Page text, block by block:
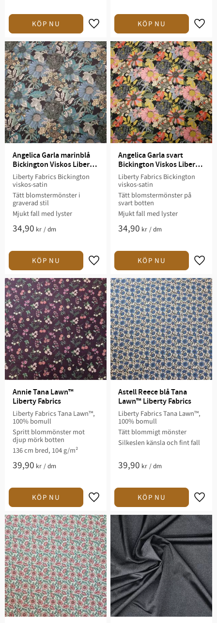
Lägg till i favoriter
Angelica Garla marinblå
Bickington Viskos Liberty
Fabrics
Liberty Fabrics Bickington
viskos-satin
Tätt blomstermönster i
graverad stil
Mjukt fall med lyster
34,90 kr /dm
Lägg till i favoriter
Angelica Garla svart
Bickington Viskos Liberty
Fabrics
Liberty Fabrics Bickington
viskos-satin
Tätt blomstermönster på
svart botten
Mjukt fall med lyster
34,90 kr /dm
Annie Tana Lawn™
Liberty Fabrics
Liberty Fabrics Tana Lawn™,
100% bomull
Spritt blommönster mot
djup mörk botten
136 cm bred, 104 g/m²
39,90 kr /dm
Lägg till i favoriter
Astell Reece blå Tana
Lawn™ Liberty Fabrics
Liberty Fabrics Tana Lawn™,
100% bomull
Tätt blommigt mönster
Silkeslen känsla och fint fall
39,90 kr /dm